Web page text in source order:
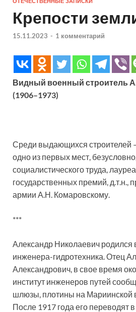
Крепости
15.11.2023 - 1 комментарий
Видный военный строитель
(1906–1973)
Среди выдающихся строителей
одно из первых мест,
социалистического труда,
государственных премий, д.т.н.,
армии А.Н. Комаровскому.
***
Александр Николаевич родился
инженера-гидротехника. Отец
Александрович, в свое время
институт инженеров путей
шлюзы, плотины на Мариинской
После 1917 года его переводят